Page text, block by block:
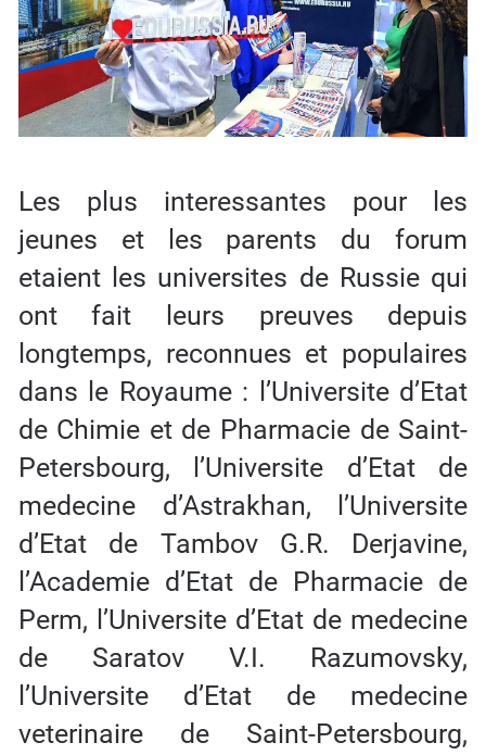
Les plus interessantes pour les
jeunes et les parents du forum
etaient les universites de Russie qui
ont fait leurs preuves depuis
longtemps, reconnues et populaires
dans le Royaume : l’Universite d’Etat
de Chimie et de Pharmacie de Saint-
Petersbourg, l’Universite d’Etat de
medecine d’Astrakhan, l’Universite
d’Etat de Tambov G.R. Derjavine,
l’Academie d’Etat de Pharmacie de
Perm, l’Universite d’Etat de medecine
de Saratov V.I. Razumovsky,
l’Universite d’Etat de medecine
veterinaire de Saint-Petersbourg,